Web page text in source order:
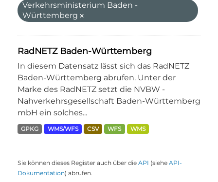
Verkehrsministerium Baden -
Württemberg
RadNETZ Baden-Württemberg
In diesem Datensatz lässt sich das RadNETZ
Baden-Württemberg abrufen. Unter der
Marke des RadNETZ setzt die NVBW -
Nahverkehrsgesellschaft Baden-Württemberg
mbH ein solches...
GPKG WMS/WFS CSV WFS WMS
Sie können dieses Register auch über die API (siehe API-
Dokumentation) abrufen.